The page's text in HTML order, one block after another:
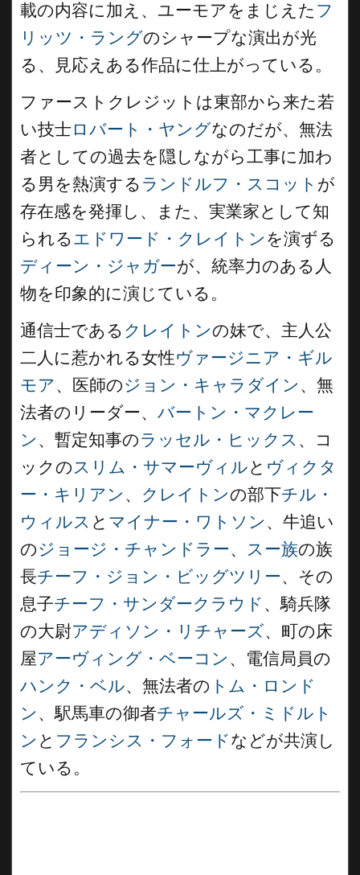
載の内容に加え、ユーモアをまじえた フ
リッツ・ラングのシャープな演出が光
る、見応えある作品に仕上がっている。
ファーストクレジットは東部から来た若
い技士ロバート・ヤングなのだが、無法
者としての過去を隠しながら工事に加わ
る男を熱演する ランドルフ・スコット が
存在感を発揮し、また、実業家として知
られるエドワード・クレイトン を演ずる
ディーン・ジャガーが、統率力のある人
物を印象的に演じている。
通信士である クレイトンの妹で、主人公
二人に惹かれる女性ヴァージニア・ギル
モア、医師のジョン・キャラダイン 、無
法者のリーダー、 バートン・マクレー
ン 、暫定知事のラッセル・ヒックス 、コ
ックのスリム・サマーヴィルと ヴィクタ
ー・キリアン 、 クレイトンの部下チル・
ウィルス と マイナー・ワトソン 、牛追い
のジョージ・チャンドラー、 スー族の族
長チーフ・ジョン・ビッグツリー、その
息子チーフ・サンダークラウド 、騎兵隊
の大尉アディソン・リチャーズ、町の床
屋アーヴィング・ベーコン 、電信局員の
ハンク・ベル、無法者の トム・ロンド
ン 、駅馬車の御者チャールズ・ミドルト
ン と フランシス・フォードなどが共演し
ている。